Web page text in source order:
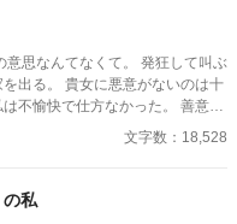
てなくて。 発狂して叫ぶ
出る。 貴女に悪意がないのは十
不愉快で仕方なかった。 善意で
くら止めて欲しいと言っても聞
もらえないなら、私の存在なん
文字数：18,528
の私